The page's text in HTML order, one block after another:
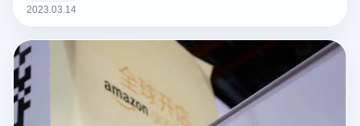
2023.03.14